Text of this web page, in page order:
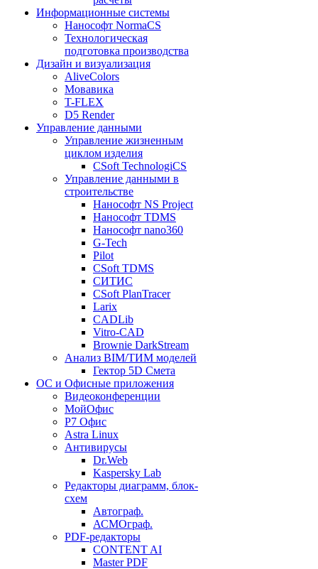
Информационные системы
Нанософт NormaCS
Технологическая
подготовка производства
Дизайн и визуализация
AliveColors
Мовавика
T-FLEX
D5 Render
Управление данными
Управление жизненным
циклом изделия
CSoft TechnologiCS
Управление данными в
строительстве
Нанософт NS Project
Нанософт TDMS
Нанософт nano360
G-Tech
Pilot
CSoft TDMS
СИТИС
CSoft PlanTracer
Larix
CADLib
Vitro-CAD
Brownie DarkStream
Анализ BIM/ТИМ моделей
Гектор 5D Смета
ОС и Офисные приложения
Видеоконференции
МойОфис
P7 Офис
Astra Linux
Антивирусы
Dr.Web
Kaspersky Lab
Редакторы диаграмм, блок-
схем
Автограф.
АСМОграф.
PDF-редакторы
CONTENT AI
Master PDF